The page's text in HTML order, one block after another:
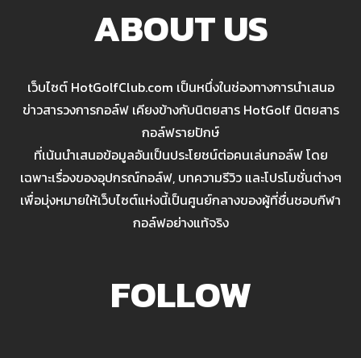
ABOUT US
เว็บไซต์ HotGolfClub.com เป็นหนึ่งในช่องทางการนำเสนอ
ข่าวสารวงการกอล์ฟ เคียงข้างกับนิตยสาร HotGolf นิตยสาร
กอล์ฟรายปักษ์
ที่เน้นนำเสนอข้อมูลอันเป็นประโยชน์ต่อคนเล่นกอล์ฟ โดย
เฉพาะเรื่องของอุปกรณ์กอล์ฟ, บทความรีวิว และโปรโมชั่นต่างๆ
เพื่อมุ่งหมายให้เว็บไซต์แห่งนี้เป็นศูนย์กลางของผู้ที่ชื่นชอบกีฬา
กอล์ฟอย่างแท้จริง
FOLLOW